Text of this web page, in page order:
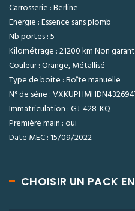
Carrosserie : Berline
Energie : Essence sans plomb
Nb portes : 5
Kilométrage : 21200 km Non
Couleur : Orange, Métallisé
Type de boite : Boîte manuelle
N° de série :
Immatriculation : GJ-428-KQ
Première main : oui
Date MEC : 15/09/2022
CHOISIR UN PACK